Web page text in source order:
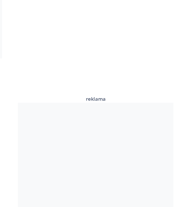
reklama